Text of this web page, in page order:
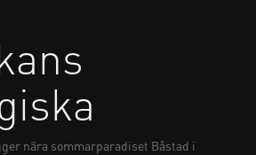
nära sommarparadiset Båstad i